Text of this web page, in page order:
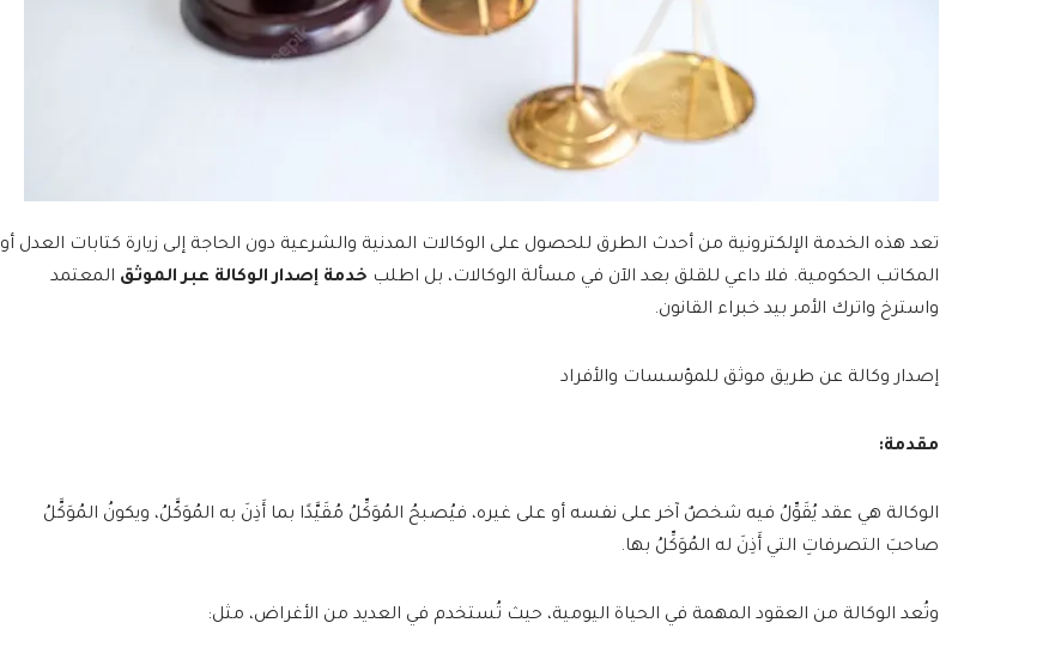
تعد هذه الخدمة الإلكترونية من أحدث الطرق للحصول على الوكالات المدنية والشرعية دون الحاجة إلى زيارة كتابات العدل أو
المكاتب الحكومية. فلا داعي للقلق بعد الآن في مسألة الوكالات، بل اطلب خدمة إصدار الوكالة عبر الموثق المعتمد
واسترخ واترك الأمر بيد خبراء القانون.
إصدار وكالة عن طريق موثق للمؤسسات والأفراد
مقدمة:
الوكالة هي عقد يُقَوِّلُ فيه شخصٌ آخر على نفسه أو على غيره، فيُصبحُ المُوَكِّلُ مُقَيَّدًا بما أَذِنَ به المُوَكَّلُ، ويكونُ المُوَكَّلُ
صاحبَ التصرفاتِ التي أَذِنَ له المُوَكِّلُ بها.
وتُعد الوكالة من العقود المهمة في الحياة اليومية، حيث تُستخدم في العديد من الأغراض، مثل: